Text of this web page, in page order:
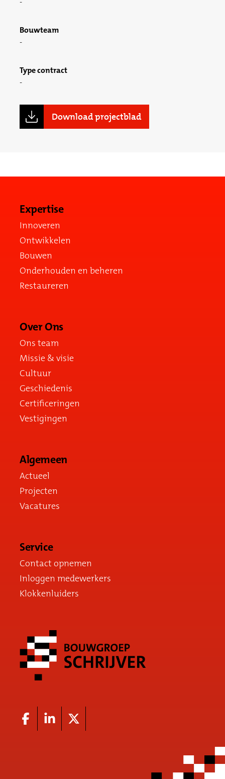
Bouwteam
Type contract
Download projectblad
Expertise
Innoveren
Ontwikkelen
Bouwen
Onderhouden en beheren
Restaureren
Over Ons
Ons team
Missie & visie
Cultuur
Geschiedenis
Certificeringen
Vestigingen
Algemeen
Actueel
Projecten
Vacatures
Service
Contact opnemen
Inloggen medewerkers
Klokkenluiders